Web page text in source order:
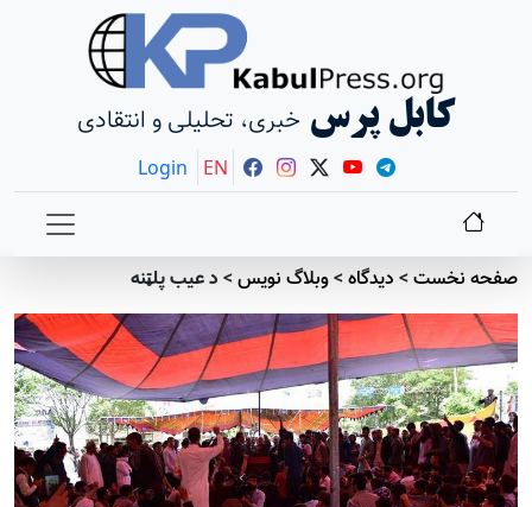
کابل پرس خبری، تحلیلی و انتقادی
Login EN
صفحه نخست> دیدگاه>وبلاگ نویس> د عيب پلټنه